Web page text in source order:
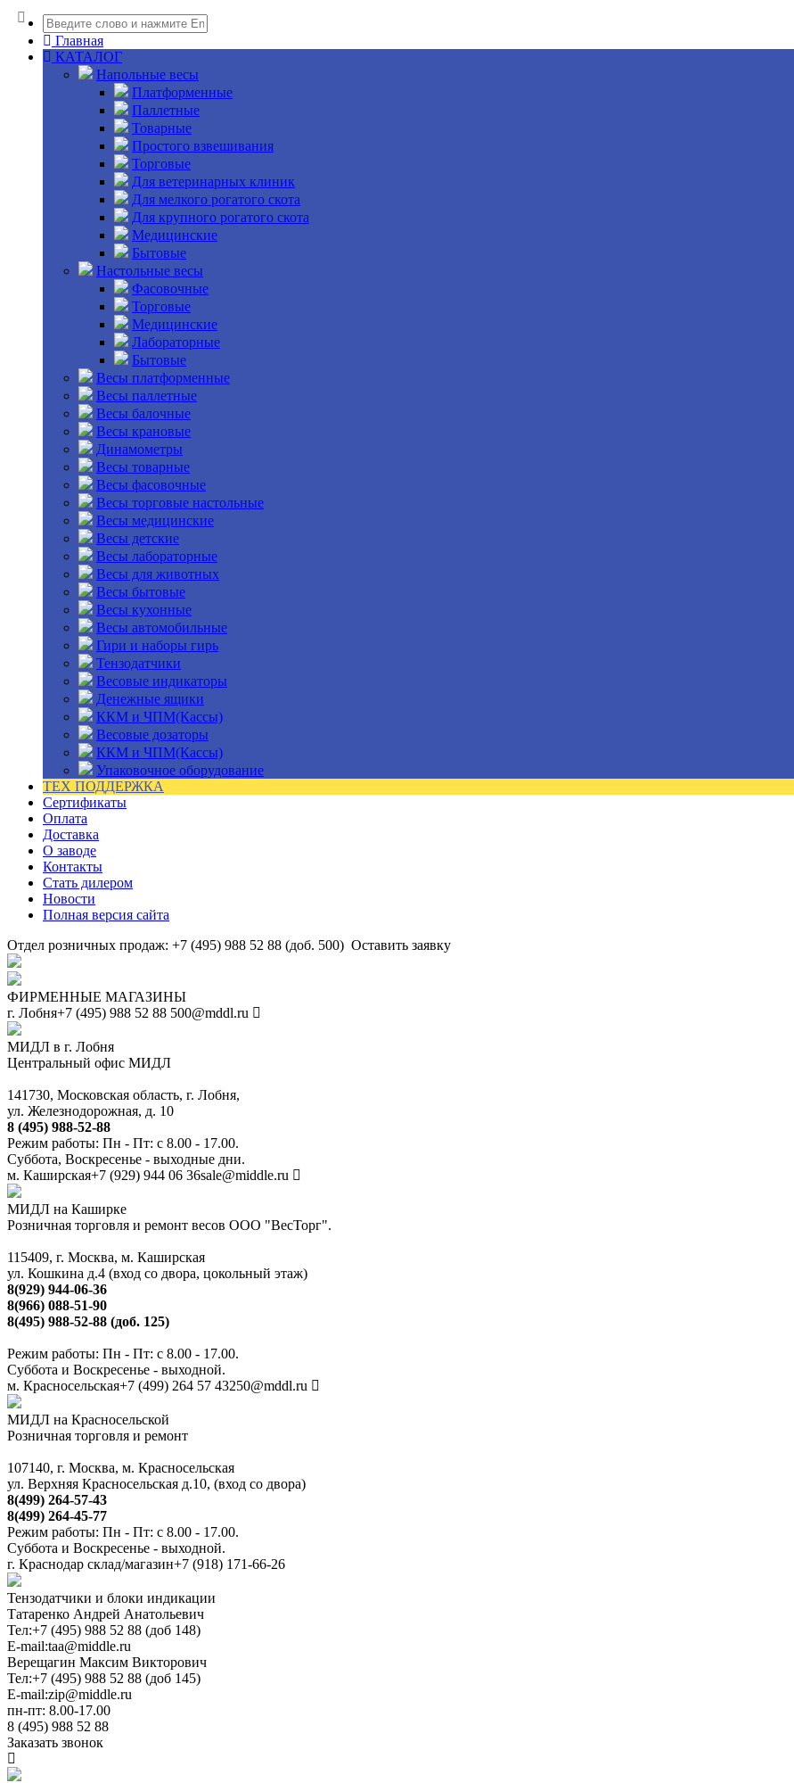
Главная
КАТАЛОГ
Напольные весы
Платформенные
Паллетные
Товарные
Простого взвешивания
Торговые
Для ветеринарных клиник
Для мелкого рогатого скота
Для крупного рогатого скота
Медицинские
Бытовые
Настольные весы
Фасовочные
Торговые
Медицинские
Лабораторные
Бытовые
Весы платформенные
Весы паллетные
Весы балочные
Весы крановые
Динамометры
Весы товарные
Весы фасовочные
Весы торговые настольные
Весы медицинские
Весы детские
Весы лабораторные
Весы для животных
Весы бытовые
Весы кухонные
Весы автомобильные
Гири и наборы гирь
Тензодатчики
Весовые индикаторы
Денежные ящики
ККМ и ЧПМ(Кассы)
Весовые дозаторы
ККМ и ЧПМ(Кассы)
Упаковочное оборудование
ТЕХ ПОДДЕРЖКА
Сертификаты
Оплата
Доставка
О заводе
Контакты
Стать дилером
Новости
Полная версия сайта
Отдел розничных продаж: +7 (495) 988 52 88 (доб. 500) Оставить заявку
ФИРМЕННЫЕ МАГАЗИНЫ
г. Лобня+7 (495) 988 52 88 500@mddl.ru
МИДЛ в г. Лобня
Центральный офис МИДЛ
141730, Московская область, г. Лобня,
ул. Железнодорожная, д. 10
8 (495) 988-52-88
Режим работы: Пн - Пт: с 8.00 - 17.00.
Суббота, Воскресенье - выходные дни.
м. Каширская+7 (929) 944 06 36sale@middle.ru
МИДЛ на Каширке
Розничная торговля и ремонт весов ООО "ВесТорг".
115409, г. Москва, м. Каширская
ул. Кошкина д.4 (вход со двора, цокольный этаж)
8(929) 944-06-36
8(966) 088-51-90
8(495) 988-52-88 (доб. 125)
Режим работы: Пн - Пт: с 8.00 - 17.00.
Суббота и Воскресенье - выходной.
м. Красносельская+7 (499) 264 57 43250@mddl.ru
МИДЛ на Красносельской
Розничная торговля и ремонт
107140, г. Москва, м. Красносельская
ул. Верхняя Красносельская д.10, (вход со двора)
8(499) 264-57-43
8(499) 264-45-77
Режим работы: Пн - Пт: с 8.00 - 17.00.
Суббота и Воскресенье - выходной.
г. Краснодар склад/магазин+7 (918) 171-66-26
Тензодатчики и блоки индикации
Татаренко Андрей Анатольевич
Тел:+7 (495) 988 52 88 (доб 148)
E-mail:taa@middle.ru
Верещагин Максим Викторович
Тел:+7 (495) 988 52 88 (доб 145)
E-mail:zip@middle.ru
пн-пт: 8.00-17.00
8 (495) 988 52 88
Заказать звонок